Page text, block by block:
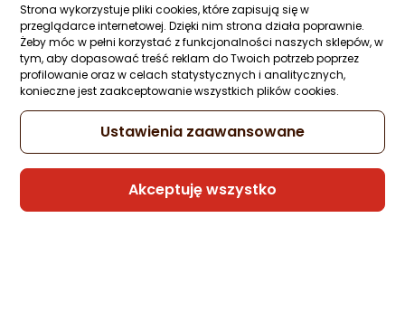
Strona wykorzystuje pliki cookies, które zapisują się w
przeglądarce internetowej. Dzięki nim strona działa poprawnie.
Żeby móc w pełni korzystać z funkcjonalności naszych sklepów, w
tym, aby dopasować treść reklam do Twoich potrzeb poprzez
profilowanie oraz w celach statystycznych i analitycznych,
konieczne jest zaakceptowanie wszystkich plików cookies.
Ustawienia zaawansowane
Akceptuję wszystko